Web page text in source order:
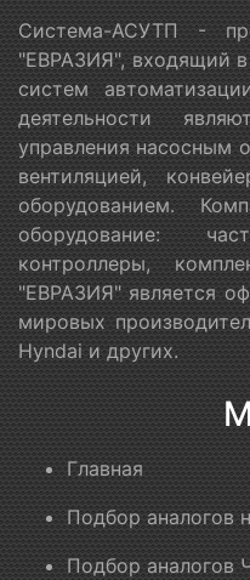
Система-АСУТП -
"ЕВРАЗИЯ", входящий
систем
деятельности
управления насосным
вентиляцией,
оборудованием.
оборудование:
контроллеры,
"ЕВРАЗИЯ" является
мировых
Hyndai и других.
Главная
Подбор аналогов
Подбор аналогов